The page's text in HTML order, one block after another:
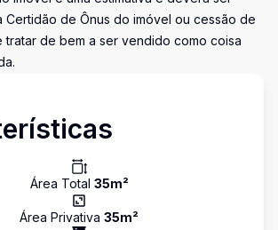
Certidão de Ônus do imóvel ou cessão de
tratar de bem a ser vendido como coisa
Área Total 35m²
Área Privativa 35m²